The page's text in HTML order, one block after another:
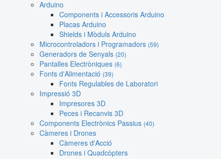
Arduino
Components i Accessoris Arduino
Placas Arduino
Shields i Mòduls Arduino
Microcontroladors i Programadors (59)
Generadors de Senyals (20)
Pantalles Electròniques (6)
Fonts d'Alimentació (39)
Fonts Regulables de Laboratori
Impressió 3D
Impresores 3D
Peces i Recanvis 3D
Components Electrònics Passius (40)
Càmeres i Drones
Càmeres d'Acció
Drones i Quadcòpters